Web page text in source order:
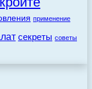
применение
секреты советы